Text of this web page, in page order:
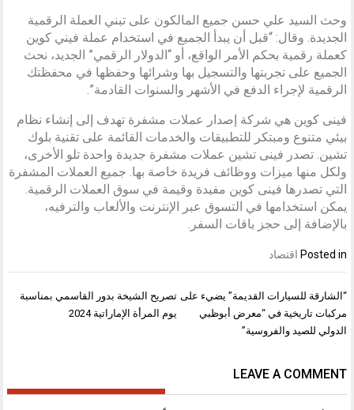
وحث السيد علي حسن جميع المالكون على تبني العملة الرقمية
الجديدة. وقال: “قبل أن يبدأ الجميع في استخدام عملة فيني كوين
كعملة رقمية بحكم الأمر الواقع، أو “الدولار الرقمي” الجديد، نحث
الجميع على تجربتها والتسجيل بها وشرائها وحفظها في محفظتك
الرقمية لإجراء الدفع في الأشهر والسنوات القادمة”.
فينى كوين هي شركة إصدار عملات مشفرة تهدف إلى إنشاء نظام
بيئي متنوع ومبتكر للتطبيقات والخدمات القائمة على تقنية بلوك
تشين. تصدر فينى تشين عملات مشفرة جديدة واحدة تلو الأخرى،
ولكل منها ميزات ووظائف فريدة خاصة بها. جميع العملات المشفرة
التي تصدرها فينى كوين مفيدة وقيمة في سوق العملات الرقمية.
يمكن استخدامها في التسوق عبر الإنترنت والألعاب والترفيه،
بالإضافة إلى حجز باقات السفر.
Posted in اقتصاد
تصفّح
المقالات
تصريح الشيخة بدور القاسمي بمناسبة
يوم المرأة الإماراتية 2024
“الشارقة للسيارات القديمة” يضيء على
مركبات تاريخية في “معرض أبوظبي
الدولي للصيد والفروسية”
LEAVE A COMMENT